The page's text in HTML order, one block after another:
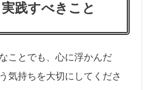
践すべきこと
なことでも、心に浮かんだ
気持ちを大切にしてくださ